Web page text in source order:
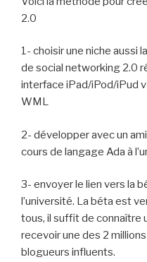
2.0
1- choisir une niche aussi
de social networking 2.0
interface iPad/iPod/iPud
WML
2- développer avec un
cours de langage Ada à
3- envoyer le lien vers la
l’université. La béta est
tous, il suffit de connaître
recevoir une des 2
blogueurs influents.